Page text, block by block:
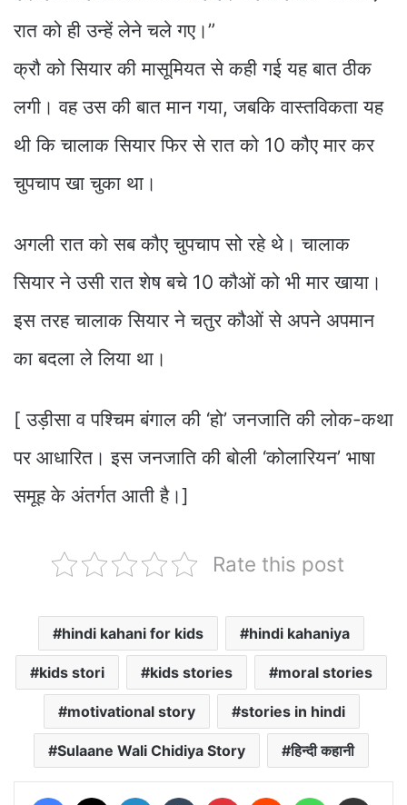
रात को ही उन्हें लेने चले गए।”
क्रौ को सियार की मासूमियत से कही गई यह बात ठीक
लगी। वह उस की बात मान गया, जबकि वास्तविकता यह
थी कि चालाक सियार फिर से रात को 10 कौए मार कर
चुपचाप खा चुका था।
अगली रात को सब कौए चुपचाप सो रहे थे। चालाक
सियार ने उसी रात शेष बचे 10 कौओं को भी मार खाया।
इस तरह चालाक सियार ने चतुर कौओं से अपने अपमान
का बदला ले लिया था।
[ उड़ीसा व पश्चिम बंगाल की ‘हो’ जनजाति की लोक-कथा
पर आधारित। इस जनजाति की बोली ‘कोलारियन’ भाषा
समूह के अंतर्गत आती है।]
Rate this post
hindi kahani for kids hindi kahaniya
kids stori kids stories moral stories
motivational story stories in hindi
Sulaane Wali Chidiya Story हिन्दी कहानी
Facebook LinkedIn Tumblr Pinterest Reddit WhatsApp